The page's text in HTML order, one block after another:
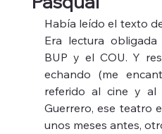
Había leído el texto
Era lectura
BUP y el COU. Y
echando (me
referido al cine y
Guerrero, ese teatro
unos meses antes,